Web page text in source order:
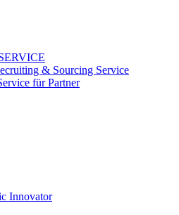
& Sourcing Service
für Partner
Innovator